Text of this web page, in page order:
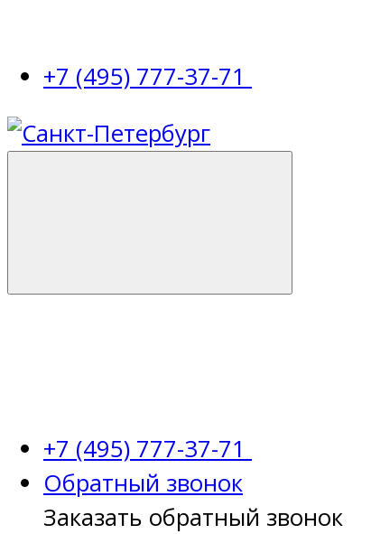
+7 (495) 777-37-71
+7 (495) 777-37-71
Обратный звонок
Заказать обратный звонок